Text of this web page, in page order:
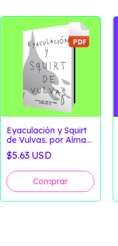
Eyaculación y Squirt
de Vulvas. por Alma
de Fuego (Versión
Digital)
$5.63 USD